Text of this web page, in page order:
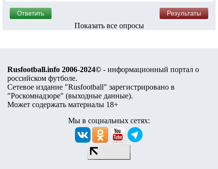
Показать все опросы
Rusfootball.info 2006-2024© - информационный портал о
российском футболе.
Сетевое издание "Rusfootball" зарегистрировано в
"Роскомнадзоре" (выходные данные).
Может содержать материалы 18+
Мы в социальных сетях: